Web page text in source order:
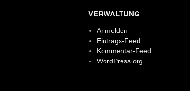
VERWALTUNG
Anmelden
Eintrags-Feed
Kommentar-Feed
WordPress.org